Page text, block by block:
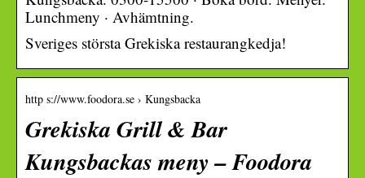
Lunchmeny · Avhämtning.
Sveriges största Grekiska restaurangkedja!
http s://www.foodora.se › Kungsbacka
Grekiska Grill & Bar
Kungsbackas meny – Foodora